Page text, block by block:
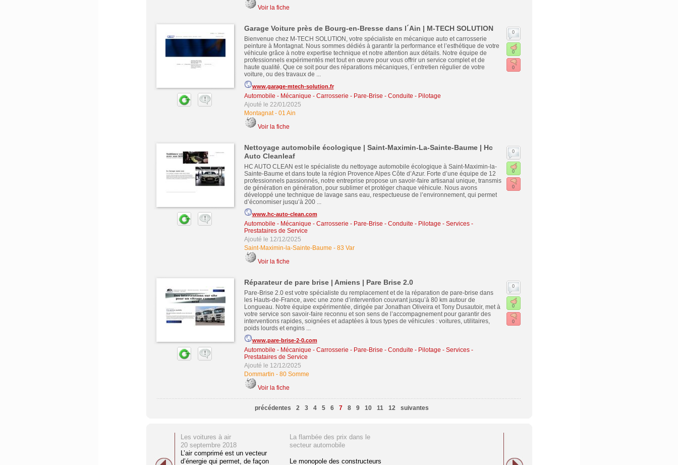
Voir la fiche
Garage Voiture près de Bourg-en-Bresse dans l´Ain | M-TECH SOLUTION
Bienvenue chez M-TECH SOLUTION, votre spécialiste en mécanique auto et carrosserie
peinture à Montagnat. Nous sommes dédiés à garantir la performance et l’esthétique de votre
véhicule grâce à notre expertise technique et notre attention aux détails. Notre équipe de
professionnels expérimentés met tout en œuvre pour vous offrir un service complet et de
haute qualité. Que ce soit pour des réparations mécaniques, l´entretien régulier de votre
voiture, ou des travaux de ...
www.garage-mtech-solution.fr
Automobile - Mécanique - Carrosserie - Pare-Brise - Conduite - Pilotage
Ajouté le 22/01/2025
Montagnat- 01 Ain
Voir la fiche
0
0
0
Nettoyage automobile écologique | Saint-Maximin-La-Sainte-Baume | Hc
Auto Cleanleaf
HC AUTO CLEAN est le spécialiste du nettoyage automobile écologique à Saint-Maximin-la-
Sainte-Baume et dans toute la région Provence Alpes Côte d’Azur. Forte d’une équipe de 12
professionnels passionnés, notre entreprise propose un savoir-faire artisanal unique, transmis
de génération en génération, pour sublimer et protéger chaque véhicule. Nous avons
développé une technique de lavage sans eau, respectueuse de l’environnement, qui permet
d’économiser jusqu’à 200 ...
www.hc-auto-clean.com
Automobile - Mécanique - Carrosserie - Pare-Brise - Conduite - Pilotage - Services -
Prestataires de Service
Ajouté le 12/12/2025
Saint-Maximin-la-Sainte-Baume - 83 Var
Voir la fiche
0
0
0
Réparateur de pare brise | Amiens | Pare Brise 2.0
Pare-Brise 2.0 est votre spécialiste du remplacement et de la réparation de pare-brise dans
les Hauts-de-France, avec une zone d’intervention couvrant jusqu’à 80 km autour de
Longueau. Notre équipe expérimentée, dirigée par Jonathan Oliveira et Tony Dusautoir, met à
votre service son savoir-faire reconnu et son sens de l’accompagnement pour garantir des
interventions rapides, soignées et adaptées à tous types de véhicules : voitures, utilitaires,
poids lourds et engins ...
www.pare-brise-2-0.com
Automobile - Mécanique - Carrosserie - Pare-Brise - Conduite - Pilotage - Services -
Prestataires de Service
Ajouté le 12/12/2025
Dommartin - 80 Somme
Voir la fiche
0
0
0
précédentes 2 3 4 5 6 7 8 9 10 11 12 suivantes
Les voitures à air
20 septembre 2018
L’air comprimé est un vecteur
d’énergie qui permet, de façon
La flambée des prix dans le
secteur automobile
Le monopole des constructeurs